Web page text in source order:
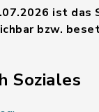
ist das
bzw.
Soziales